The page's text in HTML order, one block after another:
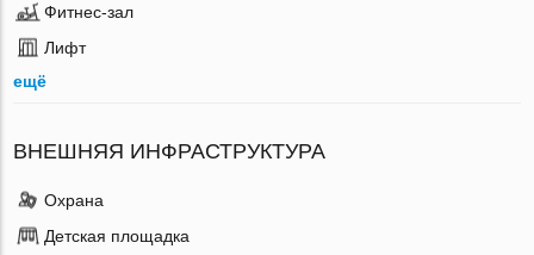
Фитнес-зал
Лифт
ещё
ВНЕШНЯЯ ИНФРАСТРУКТУРА
Охрана
Детская площадка